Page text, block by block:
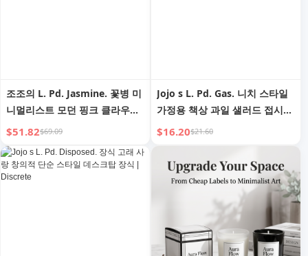
조조의 L. Pd. Jasmine. 꽃병 미
니멀리스트 모던 핑크 클라우드
타워 유약 시크한 장식품 | 샤토
$51.82$69.09
Jojo s L. Pd. Gas. 니치 스타일
가정용 책상 과일 샐러드 접시
데스크톱 가구 장식품 | Need
Gas
$16.20$21.60